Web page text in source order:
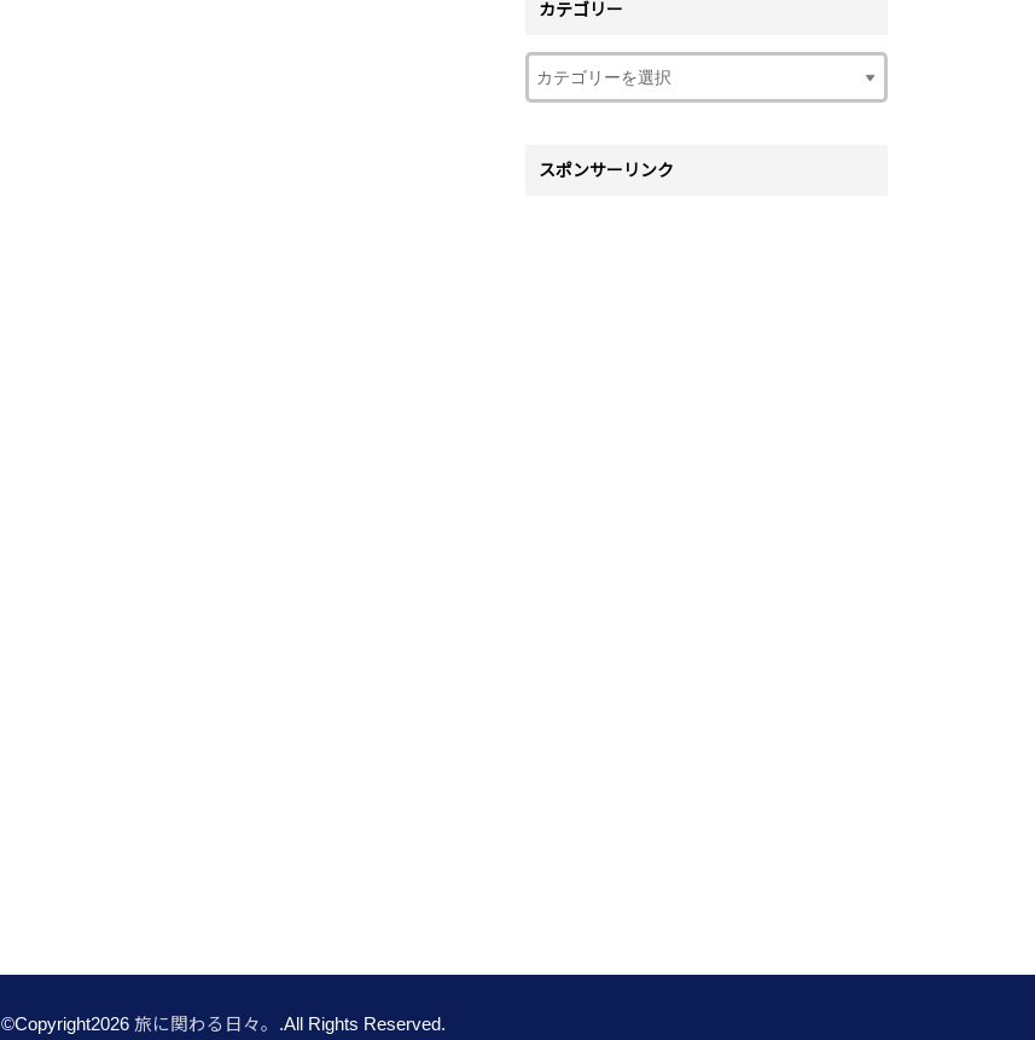
カテゴリー
スポンサーリンク
©Copyright2026 旅に関わる日々。 .All Rights Reserved.